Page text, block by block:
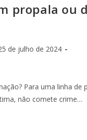
propala
de julho de 2024
Para uma linha
não comete crime…